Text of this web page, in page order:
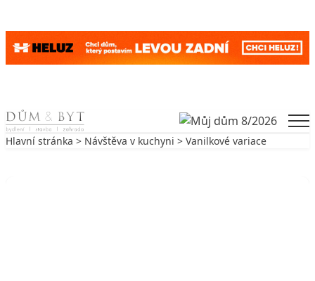
Skip to content
Hlavní stránka > Návštěva v kuchyni > Vanilkové variace